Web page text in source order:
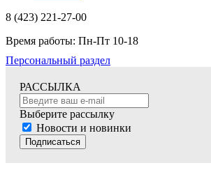
8 (423) 221-27-00
Время работы: Пн-Пт 10-18
Персональный раздел
РАССЫЛКА
Выберите рассылку
Новости и новинки
Подписаться